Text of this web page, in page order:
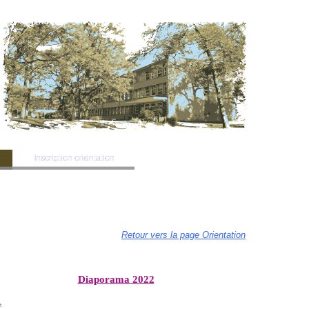
Inscription orientation
Inscription orientation
Retour vers la page Orientation
Diaporama 2022